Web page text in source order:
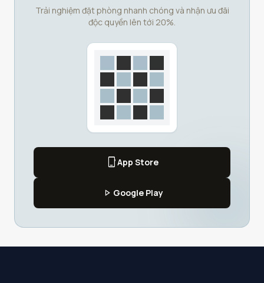
Trải nghiệm đặt phòng nhanh chóng và nhận ưu đãi
độc quyền lên tới 20%.
phone_iphoneApp Store
play_arrow Google Play